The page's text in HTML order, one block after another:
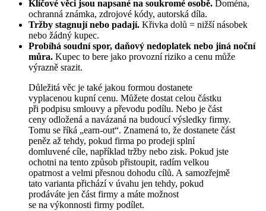
Klíčové věci jsou napsané na soukromé osobě. Doména,
ochranná známka, zdrojové kódy, autorská díla.
Tržby stagnují nebo padají. Křivka dolů = nižší násobek
nebo žádný kupec.
Probíhá soudní spor, daňový nedoplatek nebo jiná noční
můra. Kupec to bere jako provozní riziko a cenu může
výrazně srazit.
Důležitá věc je také jakou formou dostanete
vyplacenou kupní cenu. Můžete dostat celou částku
při podpisu smlouvy a převodu podílu. Nebo je část
ceny odložená a navázaná na budoucí výsledky firmy.
Tomu se říká „earn-out“. Znamená to, že dostanete část
peněz až tehdy, pokud firma po prodeji splní
domluvené cíle, například tržby nebo zisk. Pokud jste
ochotni na tento způsob přistoupit, radím velkou
opatrnost a velmi přesnou dohodu cílů. A samozřejmě
tato varianta přichází v úvahu jen tehdy, pokud
prodáváte jen část firmy a máte možnost
se na výkonnosti firmy podílet.